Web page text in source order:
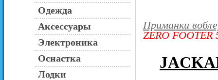
Одежда
Аксессуары
Электроника
Оснастка
Лодки
Приманки
ZERO FOOTER